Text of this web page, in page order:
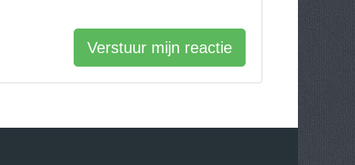
Verstuur mijn reactie